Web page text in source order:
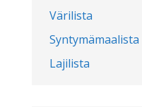
Värilista
Syntymämaalista
Lajilista